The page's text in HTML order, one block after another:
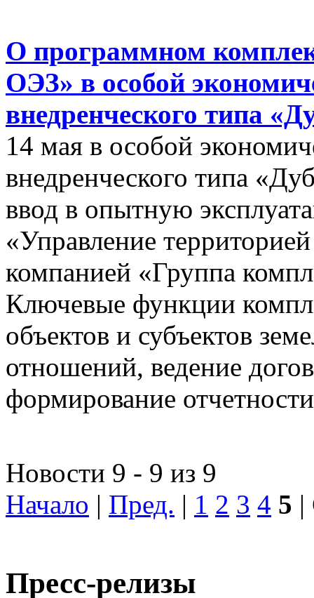
О программном
ОЭЗ» в особой
внедренческого типа
14 мая в особой
внедренческого типа
ввод в опытную
«Управление
компанией «Группа
Ключевые функции
объектов и субъектов
отношений, ведение
формирование
Новости 9 - 9 из 9
Начало | Пред. | 1 2 3 4 5 |
Пресс-релизы